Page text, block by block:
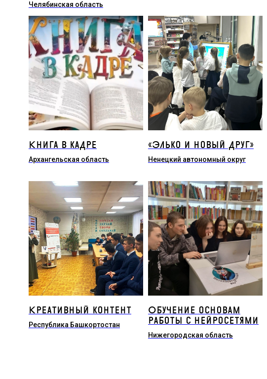
Челябинская область
Книга в кадре
Архангельская область
«Элько и новый друг»
Ненецкий автономный округ
Креативный контент
Республика Башкортостан
Обучение основам
работы с нейросетями
Нижегородская область